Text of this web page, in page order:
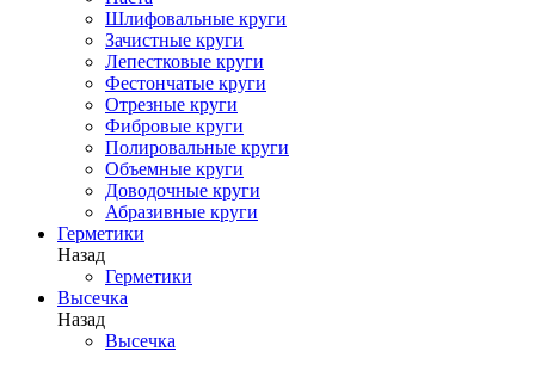
Шлифовальные круги
Зачистные круги
Лепестковые круги
Фестончатые круги
Отрезные круги
Фибровые круги
Полировальные круги
Объемные круги
Доводочные круги
Абразивные круги
Герметики
Назад
Герметики
Высечка
Назад
Высечка